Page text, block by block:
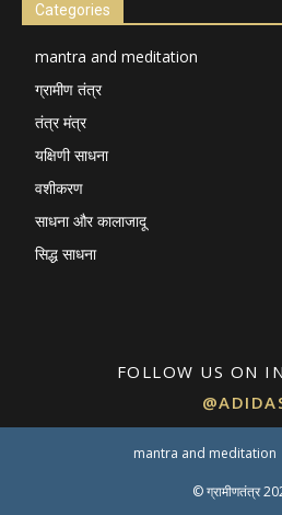
Categories
mantra and meditation
ग्रामीण तंत्र
तंत्र मंत्र
यक्षिणी साधना
वशीकरण
साधना और कालाजादू
सिद्ध साधना
FOLLOW US ON
mantra and meditation
© ग्रामीणतंत्र